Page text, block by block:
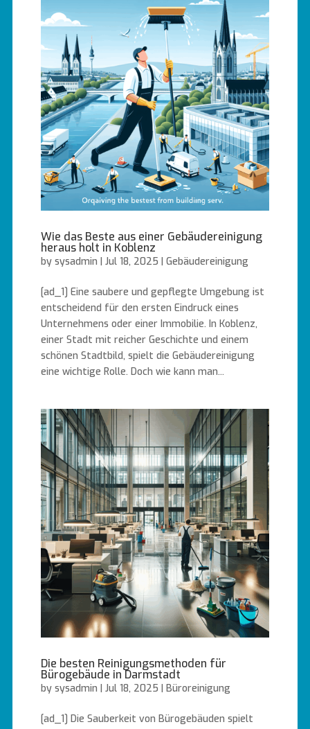
Wie das Beste aus einer Gebäudereinigung
heraus holt in Koblenz
bysysadmin |Jul 18, 2025 |Gebäudereinigung
[ad_1] Eine saubere und gepflegte Umgebung ist
entscheidend für den ersten Eindruck eines
Unternehmens oder einer Immobilie. In Koblenz,
einer Stadt mit reicher Geschichte und einem
schönen Stadtbild, spielt die Gebäudereinigung
eine wichtige Rolle. Doch wie kann man...
Die besten Reinigungsmethoden für
Bürogebäude in Darmstadt
bysysadmin |Jul 18, 2025 |Büroreinigung
[ad_1] Die Sauberkeit von Bürogebäuden spielt